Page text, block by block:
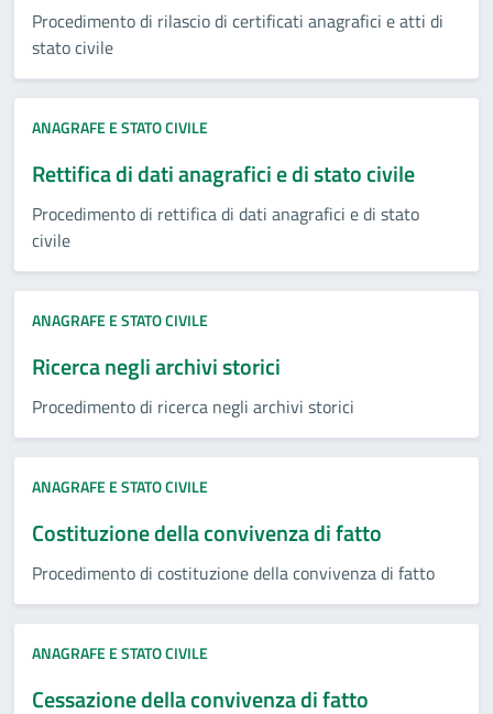
Procedimento di rilascio di certificati anagrafici e atti di
stato civile
ANAGRAFE E STATO CIVILE
Rettifica di dati anagrafici e di stato civile
Procedimento di rettifica di dati anagrafici e di stato
civile
ANAGRAFE E STATO CIVILE
Ricerca negli archivi storici
Procedimento di ricerca negli archivi storici
ANAGRAFE E STATO CIVILE
Costituzione della convivenza di fatto
Procedimento di costituzione della convivenza di fatto
ANAGRAFE E STATO CIVILE
Cessazione della convivenza di fatto